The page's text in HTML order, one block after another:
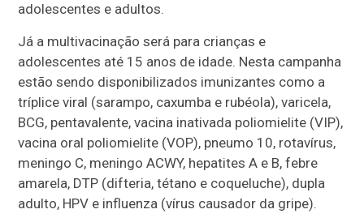
adolescentes e adultos.
Já a multivacinação será para crianças e
adolescentes até 15 anos de idade. Nesta campanha
estão sendo disponibilizados imunizantes como a
tríplice viral (sarampo, caxumba e rubéola), varicela,
BCG, pentavalente, vacina inativada poliomielite (VIP),
vacina oral poliomielite (VOP), pneumo 10, rotavírus,
meningo C, meningo ACWY, hepatites A e B, febre
amarela, DTP (difteria, tétano e coqueluche), dupla
adulto, HPV e influenza (vírus causador da gripe).